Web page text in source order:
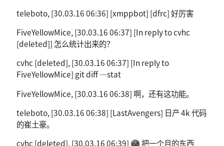
teleboto, [30.03.16 06:36] [xmppbot] [dfrc] 好厉害
FiveYellowMice, [30.03.16 06:37] [In reply to cvhc
[deleted]] 怎么统计出来的？
cvhc [deleted], [30.03.16 06:37] [In reply to
FiveYellowMice] git diff —stat
FiveYellowMice, [30.03.16 06:38] 啊，还有这功能。
teleboto, [30.03.16 06:38] [LastAvengers] 日产 4k 代码
的崔土豪。
cvhc [deleted], [30.03.16 06:39] 🌚 把一个月的东西